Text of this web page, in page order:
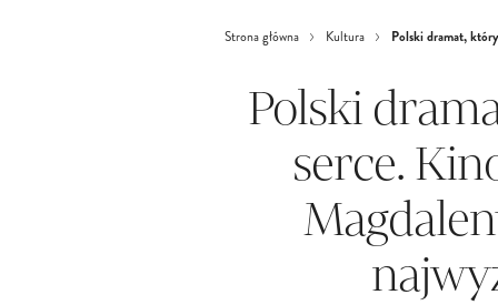
Strona główna Kultura Polski dramat,
Polski
serce.